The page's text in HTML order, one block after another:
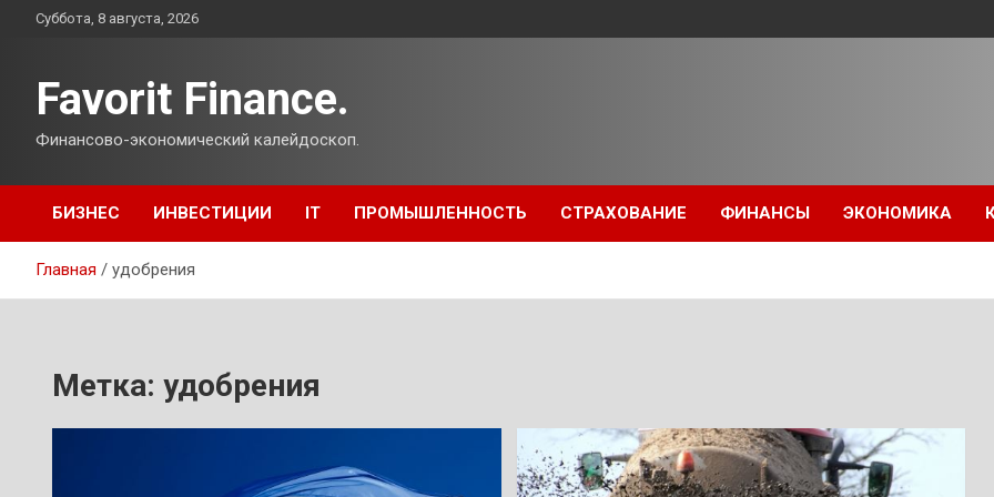
ПерейтиСуббота, 8 августа, 2026
Favorit Finance.
Финансово-экономический калейдоскоп.
БИЗНЕС ИНВЕСТИЦИИ IT ПРОМЫШЛЕННОСТЬ СТРАХОВАНИЕ ФИНАНСЫ ЭКОНОМИКА
Главная удобрения
Метка: удобрения